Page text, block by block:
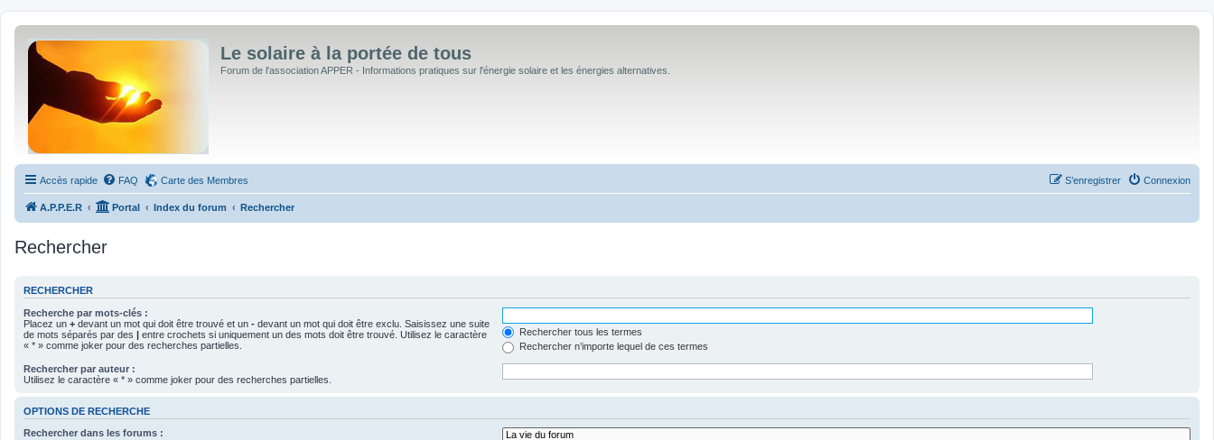
Le solaire à la portée de tous
Forum de l'association APPER - Informations pratiques sur l'énergie solaire et les énergies alternatives.
Accès rapide FAQ Carte des Membres Connexion
S’enregistrer
A.P.P.E.R Portal Index du forum Rechercher
Rechercher
RECHERCHER
Recherche par mots-clés :
Placez un + devant un mot qui doit être trouvé et un - devant un mot qui doit être exclu. Saisissez une suite
de mots séparés par des | entre crochets si uniquement un des mots doit être trouvé. Utilisez le caractère
« * » comme joker pour des recherches partielles.
Rechercher tous les termes
Rechercher n’importe lequel de ces termes
Rechercher par auteur :
Utilisez le caractère « * » comme joker pour des recherches partielles.
OPTIONS DE RECHERCHE
Rechercher dans les forums :